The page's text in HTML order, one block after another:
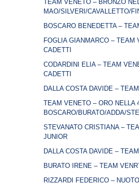
TEAM VENETO – BRONZO
MAO/SILVERI/CAVALLETTO/
BOSCARO BENEDETTA –
FOGLIA GIANMARCO – TEAM
CADETTI
CODARDINI ELIA – TEAM
CADETTI
DALLA COSTA DAVIDE –
TEAM VENETO – ORO NELLA
BOSCARO/BURATO/ADDA/
STEVANATO CRISTIANA –
JUNIOR
DALLA COSTA DAVIDE –
BURATO IRENE – TEAM
RIZZARDI FEDERICO –